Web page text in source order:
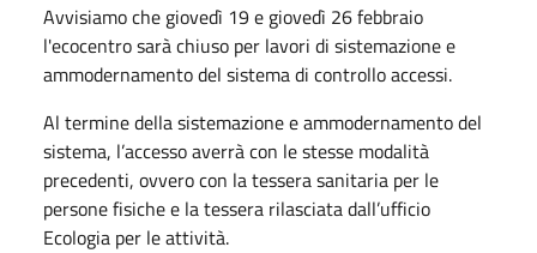
Avvisiamo che giovedì 19 e giovedì 26 febbraio
l'ecocentro sarà chiuso per lavori di sistemazione e
ammodernamento del sistema di controllo accessi.
Al termine della sistemazione e ammodernamento del
sistema, l’accesso averrà con le stesse modalità
precedenti, ovvero con la tessera sanitaria per le
persone fisiche e la tessera rilasciata dall’ufficio
Ecologia per le attività.